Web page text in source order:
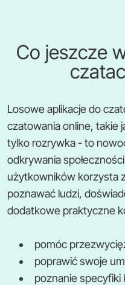
Co jeszcze
Losowe aplikacje do
czatowania online, takie
tylko rozrywka - to
odkrywania
użytkowników korzysta
poznawać ludzi,
dodatkowe praktyczne
pomóc
poprawić swoje
poznanie specyfiki